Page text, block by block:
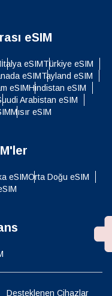
eSIM
İtalya eSIMTürkiye eSIM
eSIMTayland eSIM
eSIMHindistan eSIM
Arabistan eSIM
Mısır eSIM
eSIMOrta Doğu eSIM
Desteklenen Cihazlar